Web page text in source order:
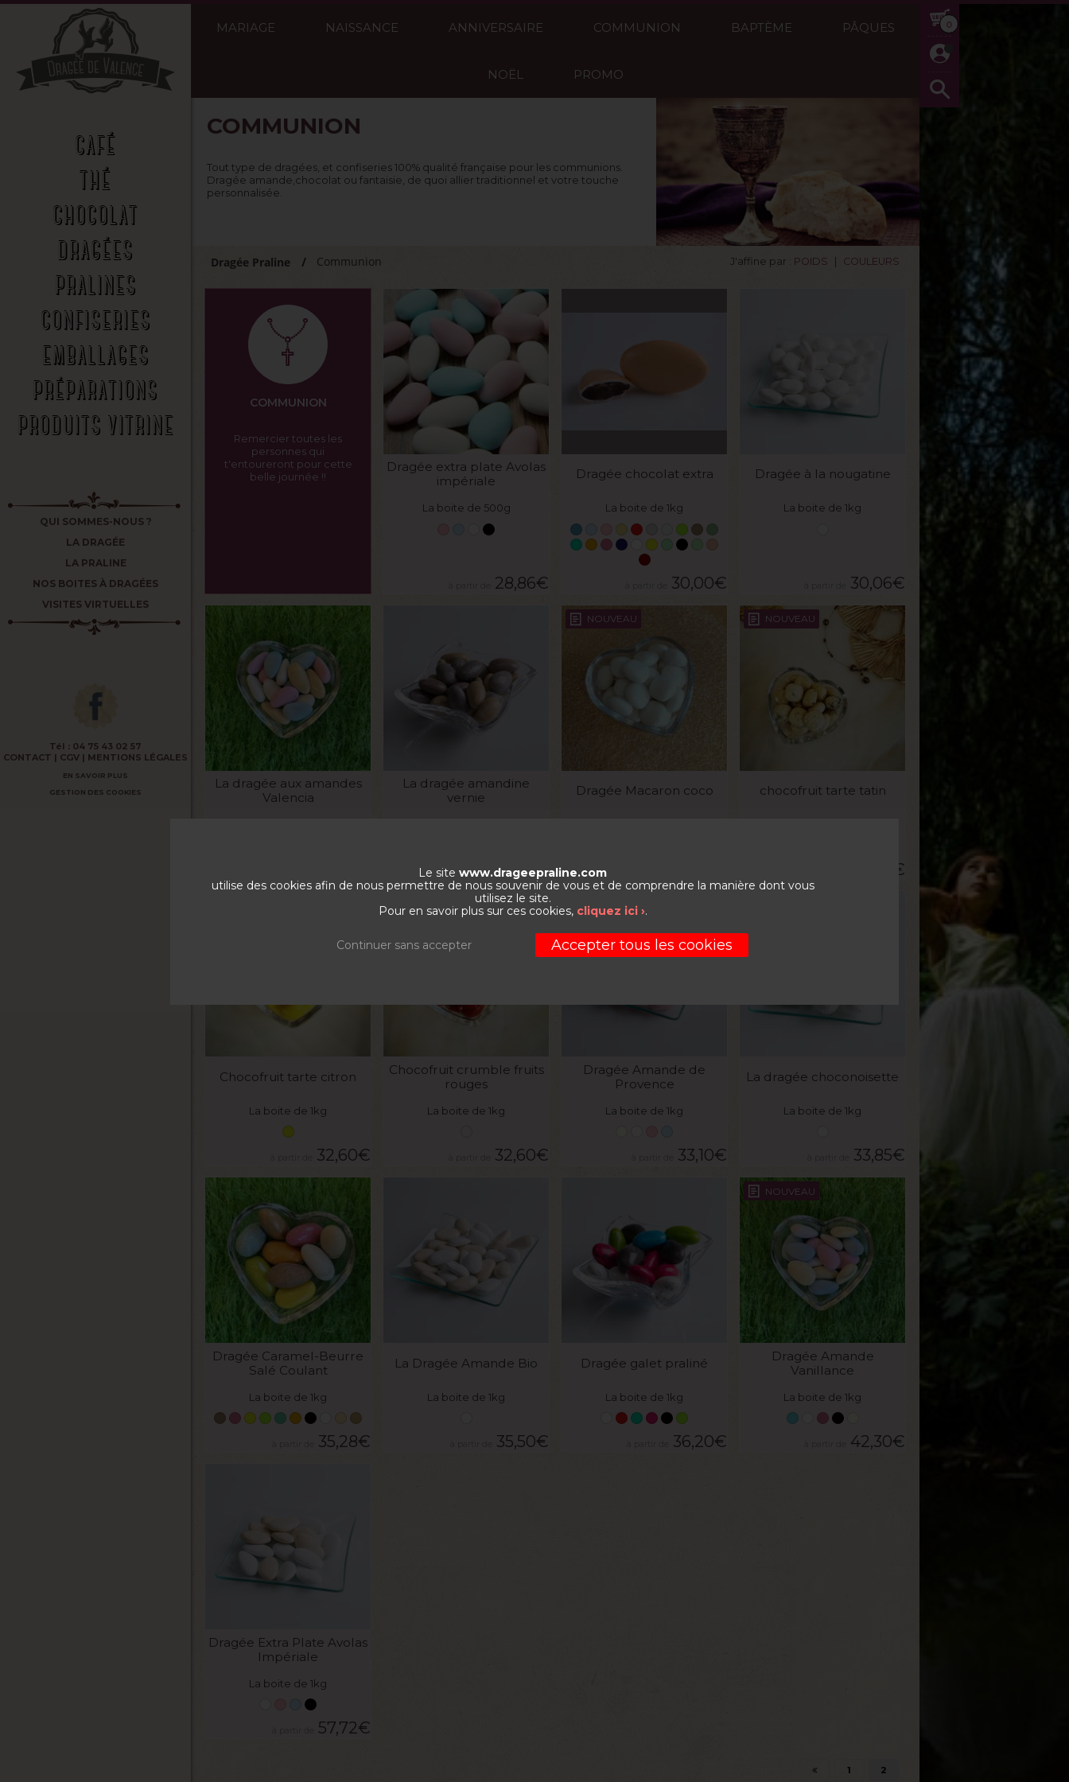
CAFÉ
THÉ
CHOCOLAT
DRAGÉES
PRALINES
CONFISERIES
EMBALLAGES
PRÉPARATIONS
PRODUITS VITRINE
QUI SOMMES-NOUS ?
LA DRAGÉE
LA PRALINE
NOS BOITES À DRAGÉES
VISITES VIRTUELLES
Tél : 04 75 43 02 57
CONTACT
CGV MENTIONS LÉGALES
EN SAVOIR PLUS
GESTION DES COOKIES
0
MARIAGE NAISSANCE ANNIVERSAIRE COMMUNION BAPTÈME PÂQUES
NOËL PROMO
COMMUNION
Tout type de dragées, et confiseries 100% qualité française pour les communions.
Dragée amande,chocolat ou fantaisie, de quoi allier traditionnel et votre touche
personnalisée.
Dragée Praline Communion J'affine par : POIDS COULEURS
COMMUNION
Remercier toutes les
personnes qui
t'entoureront pour cette
belle journée !!
Dragée extra plate Avolas
impériale
La boite de 500g
28,86€
VOIR LE PRODUIT
Dragée chocolat extra
La boite de 1kg
30,00€
Dragée à la nougatine
La boite de 1kg
30,06€
La dragée aux amandes
Valencia
La dragée amandine
vernie
32,58€
NOUVEAU
Dragée Macaron coco
NOUVEAU
chocofruit tarte tatin
€
Chocofruit tarte citron
La boite de 1kg
32,60€
NOUVEAU
Chocofruit crumble fruits
rouges
La boite de 1kg
32,60€
Dragée Amande de
Provence
La boite de 1kg
33,10€
La dragée choconoisette
La boite de 1kg
33,85€
Dragée Caramel-Beurre
Salé Coulant
La boite de 1kg
35,28€
VOIR LE PRODUIT
La Dragée Amande Bio
La boite de 1kg
35,50€
Dragée galet praliné
La boite de 1kg
36,20€
NOUVEAU
Dragée Amande
Vanillance
La boite de 1kg
42,30€
Dragée Extra Plate Avolas
Impériale
La boite de 1kg
57,72€
1 2
Le site www.drageepraline.com
utilise des cookies afin de nous permettre de nous souvenir de vous et de comprendre la manière dont vous
utilisez le site.
Pour en savoir plus sur ces cookies, cliquez ici ›.
Continuer sans accepter Accepter tous les cookies